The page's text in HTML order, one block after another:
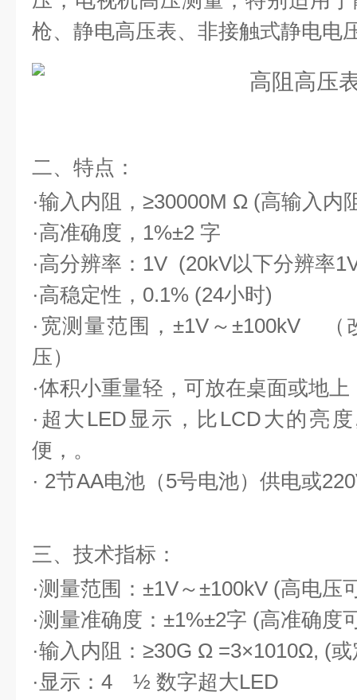
枪、静电高压表、非接触式静电电
二、特点：
·输入内阻，≥30000M Ω (高输入内
·高准确度， 1%±2 字
·高分辨率： 1V (20kV以下分辨率
·高稳定性， 0.1% (24小时)
·宽测量范围，±1V ～±100kV （
压）
·体积小重量轻，可放在桌面或地上
·超大 LED 显示，比 LCD大的亮度
便，。
· 2节AA电池（5号电池）供电或
三、技术指标：
·测量范围： ±1V～±100kV (高电压
·测量准确度：±1%±2字 (高准确度
·输入内阻：≥30G Ω =3×1010Ω, (或
·显示： 4 ½ 数字超大LED